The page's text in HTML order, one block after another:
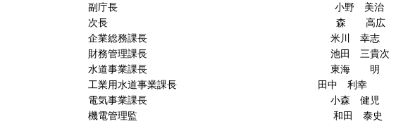
副庁長 小野 美治
次長 森 高広
企業総務課長 米川 幸志
財務管理課長 池田 三貴次
水道事業課長 東海 明
工業用水道事業課長 田中 利幸
電気事業課長 小森 健児
機電管理監 和田 泰史